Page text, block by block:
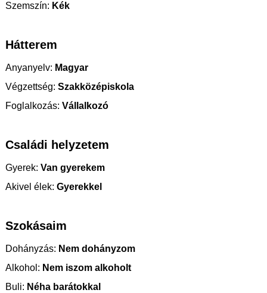
Szemszín: Kék
Hátterem
Anyanyelv: Magyar
Végzettség: Szakközépiskola
Foglalkozás: Vállalkozó
Családi helyzetem
Gyerek: Van gyerekem
Akivel élek: Gyerekkel
Szokásaim
Dohányzás: Nem dohányzom
Alkohol: Nem iszom alkoholt
Buli: Néha barátokkal